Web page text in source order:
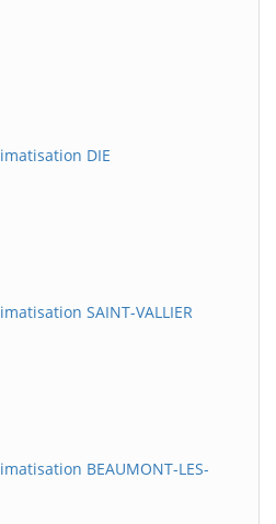
DIE
SAINT-VALLIER
BEAUMONT-LES-